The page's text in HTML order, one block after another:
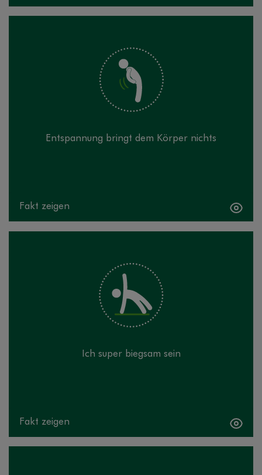
Entspannung bringt dem Körper nichts
Fakt zeigen
unser Körper stressbedingt angespannt, verändert er
sich: Muskeln verkrampfen, die Körperhaltung wird
schlecht. Entspannung bringt ihn wieder in seinen
gesunden Zustand.
Fakt verbergen
Ich super biegsam sein
Fakt zeigen
oder Qigong: Entspannungsmethoden sind für alle
da! Sie können immer mit dem Training anfangen – in
jedem Alter und in jedem Fitnesszustand.
Gelenkigkeit ist keine Voraussetzung!
Fakt verbergen